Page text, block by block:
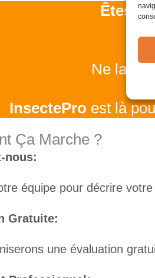
Êtes-
Ne
InsectePro est là
Ça Marche ?
nous:
équipe pour décrire
Gratuite:
une évaluation